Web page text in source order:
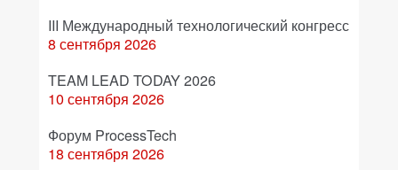
III Международный технологический конгресс
8 сентября 2026
TEAM LEAD TODAY 2026
10 сентября 2026
Форум ProcessTech
18 сентября 2026